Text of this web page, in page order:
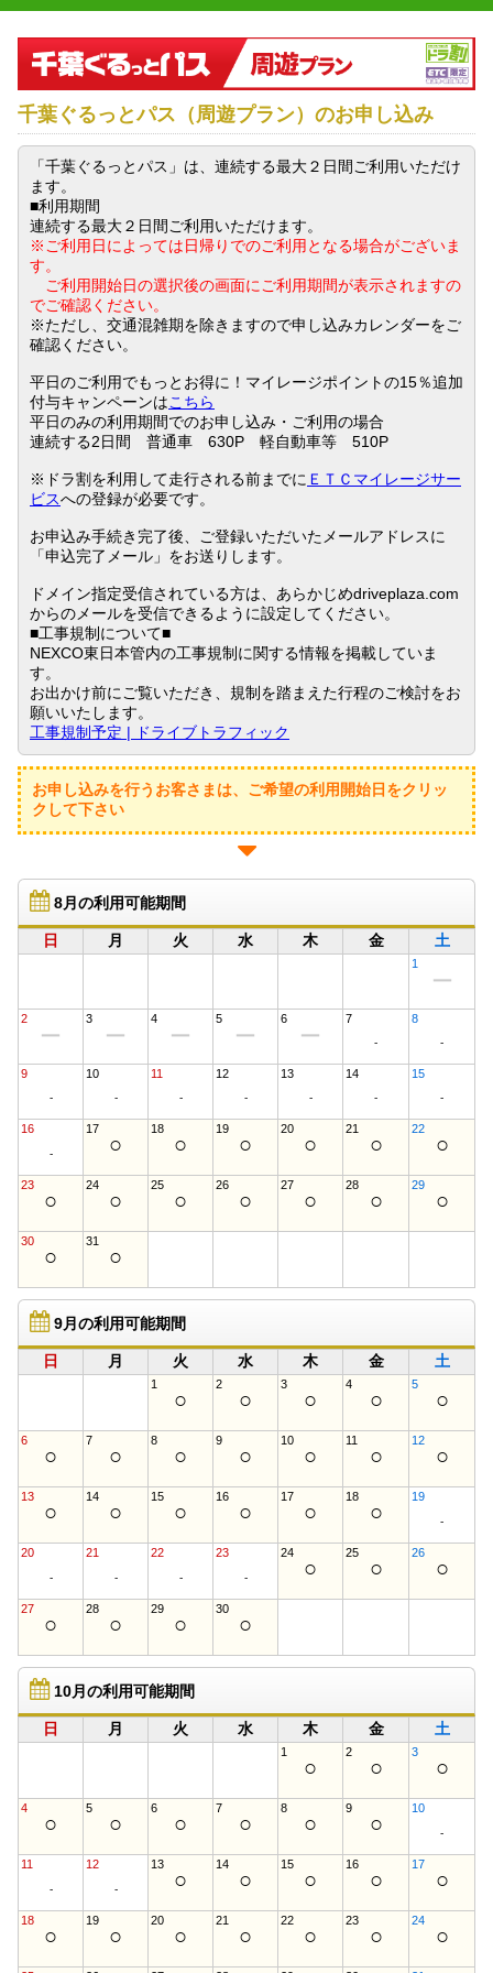
千葉ぐるっとパス（周遊プラン） のお申し込み
「千葉ぐるっとパス」は、連続する最大２日間ご利用いただけ
ます。
■利用期間
連続する最大２日間ご利用いただけます。
※ご利用日によっては日帰りでのご利用となる場合がございま
す。
ご利用開始日の選択後の画面にご利用期間が表示されますの
でご確認ください。
※ただし、交通混雑期を除きますので申し込みカレンダーをご
確認ください。
平日のご利用でもっとお得に！マイレージポイントの15％追加
付与キャンペーンはこちら
平日のみの利用期間でのお申し込み・ご利用の場合
連続する2日間 普通車 630P 軽自動車等 510P
※ドラ割を利用して走行される前までに ＥＴＣマイレージサー
ビスへの登録が必要です。
お申込み手続き完了後、ご登録いただいたメールアドレスに
「申込完了メール」をお送りします。
ドメイン指定受信されている方は、あらかじめdriveplaza.com
からのメールを受信できるように設定してください。
■工事規制について■
NEXCO東日本管内の工事規制に関する情報を掲載していま
す。
お出かけ前にご覧いただき、規制を踏まえた行程のご検討をお
願いいたします。
工事規制予定 | ドライブトラフィック
お申し込みを行うお客さまは、ご希望の利用開始日をクリッ
クして下さい
8月の利用可能期間
日 月 火 水 木 金 土
1
ー
2
ー
3
ー
4
ー
5
ー
6
ー
7
-
8
-
9
-
10
-
11
-
12
-
13
-
14
-
15
-
16
-
17
○
18
○
19
○
20
○
21
○
22
○
23
○
24
○
25
○
26
○
27
○
28
○
29
○
30
○
31
○
9月の利用可能期間
日 月 火 水 木 金 土
1
○
2
○
3
○
4
○
5
○
6
○
7
○
8
○
9
○
10
○
11
○
12
○
13
○
14
○
15
○
16
○
17
○
18
○
19
-
20
-
21
-
22
-
23
-
24
○
25
○
26
○
27
○
28
○
29
○
30
○
10月の利用可能期間
日 月 火 水 木 金 土
1
○
2
○
3
○
4
○
5
○
6
○
7
○
8
○
9
○
10
-
11
-
12
-
13
○
14
○
15
○
16
○
17
○
18
○
19
○
20
○
21
○
22
○
23
○
24
○